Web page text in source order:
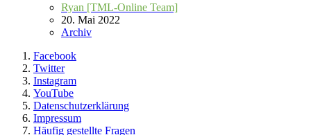
Ryan [TML-Online Team]
20. Mai 2022
Archiv
Facebook
Twitter
Instagram
YouTube
Datenschutzerklärung
Impressum
Häufig gestellte Fragen